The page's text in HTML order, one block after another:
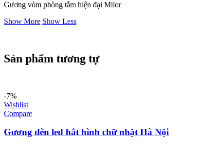
Gương vòm phòng tắm hiện đại Milor
Show More Show Less
Sản phẩm tương tự
-7%
Wishlist
Compare
Gương đèn led hắt hình chữ nhật Hà Nội